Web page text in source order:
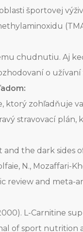
športovej
chudnutiu. Aj
o
zohľadňuje
stravovací plán,
and the dark
N.,
review and meta-
(2000). L-
of sport nutrition